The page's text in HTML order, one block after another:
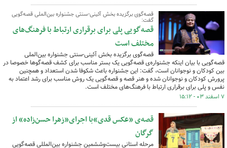
قصه‌گوی برگزیده بخش آئینی-سنتی جشنواره بین‌الملی قصه‌گویی
گفت:
قصه‌گویی پلی برای برقراری ارتباط با فرهنگ‌های
مختلف است
قصه‌گوی برگزیده بخش آئینی-سنتی جشنواره بین‌الملی
قصه‌گویی با بیان اینکه جشنواره‌ی قصه‌گویی یک بستر مناسب برای کشف قصه‌گوها خصوصا در
بین کودکان و نوجوانان است، گفت: این جشنواره‌ باعث شکوفا شدن استعداد و همچنین
پرورش کودکان و نوجوانان شده و هنر قصه و قصه‌گویی یک روش مناسب برای رشد اعتماد به
نفس و پلی برای برقراری ارتباط با فرهنگ‌های مختلف است.
۷ اسفند ۰۳ - ۱۵:۱۲
قصه‌ی «عکس قدی»با اجرای«زهرا حسن‌زاده» از
گرگان
مرحله استانی بیست‌وششمین جشنواره بین‌المللی قصه‌گویی